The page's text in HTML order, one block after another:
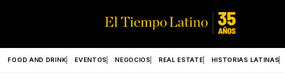
FOOD AND DRINK EVENTOS NEGOCIOS REAL ESTATE HISTORIAS LATINAS